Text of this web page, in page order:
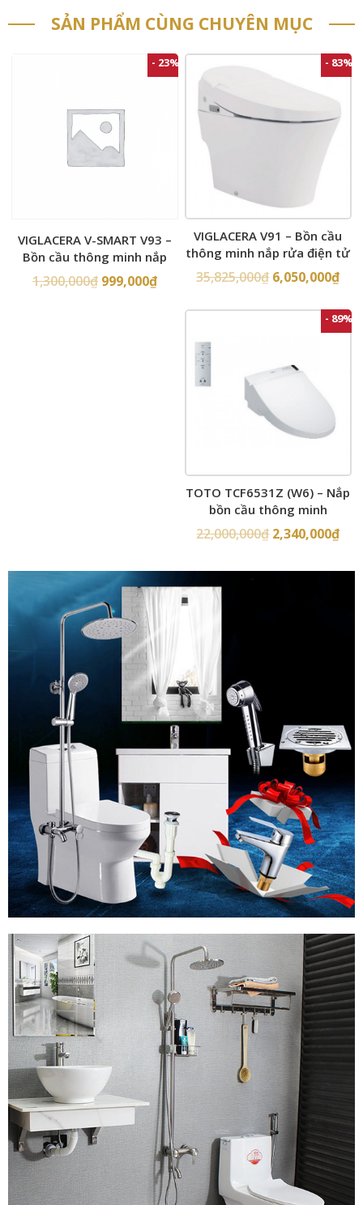
SẢN PHẨM CÙNG CHUYÊN MỤC
- 23%
VIGLACERA V-SMART V93 –
Bồn cầu thông minh nắp
rửa điện tử
1,300,000₫ 999,000₫
- 83%
VIGLACERA V91 – Bồn cầu
thông minh nắp rửa điện tử
35,825,000₫ 6,050,000₫
- 89%
TOTO TCF6531Z (W6) – Nắp
bồn cầu thông minh
22,000,000₫ 2,340,000₫